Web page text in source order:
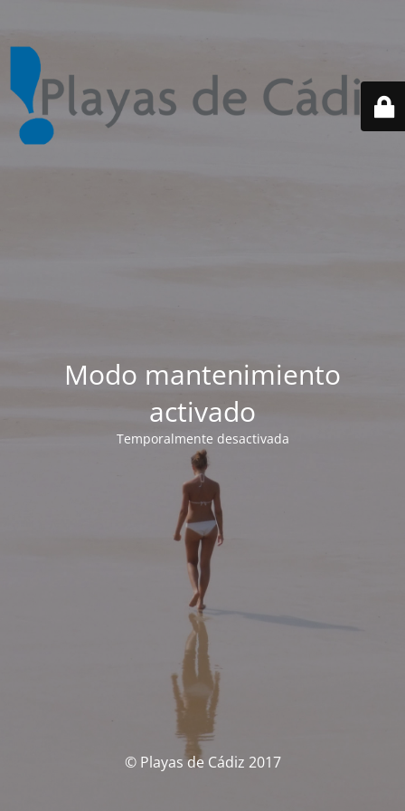
Modo mantenimiento
activado
Temporalmente desactivada
© Playas de Cádiz 2017